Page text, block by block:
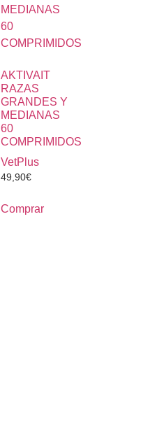
AKTIVAIT
RAZAS
GRANDES Y
MEDIANAS
60
COMPRIMIDOS
VetPlus
49,90€
Comprar